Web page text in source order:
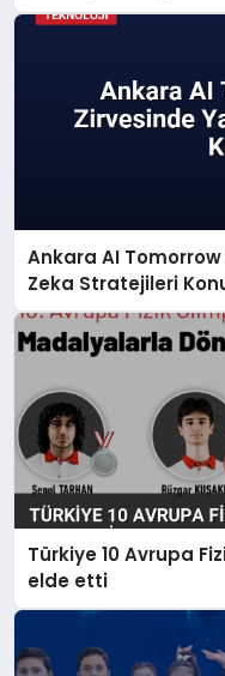
Ankara AI
Zeka Stratejileri
Türkiye 10 Avrupa
elde etti